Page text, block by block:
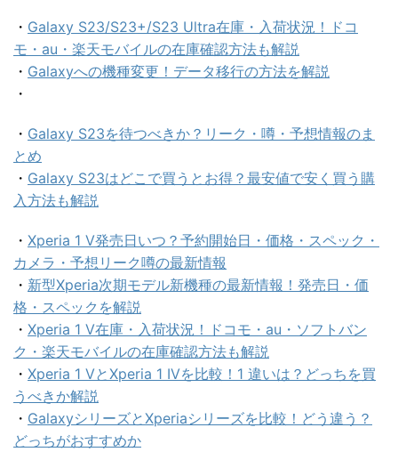
・ Galaxy S23/S23+/S23 Ultra在庫・入荷状況！ドコ
モ・au・楽天モバイルの在庫確認方法も解説
・ Galaxyへの機種変更！データ移行の方法を解説
・
・ Galaxy S23を待つべきか？リーク・噂・予想情報のま
とめ
・ Galaxy S23はどこで買うとお得？最安値で安く買う購
入方法も解説
・ Xperia 1 V発売日いつ？予約開始日・価格・スペック・
カメラ・予想リーク噂の最新情報
・ 新型Xperia次期モデル新機種の最新情報！発売日・価
格・スペックを解説
・ Xperia 1 V在庫・入荷状況！ドコモ・au・ソフトバン
ク・楽天モバイルの在庫確認方法も解説
・ Xperia 1 ⅤとXperia 1 IVを比較！1 違いは？どっちを買
うべきか解説
・ GalaxyシリーズとXperiaシリーズを比較！どう違う？
どっちがおすすめか